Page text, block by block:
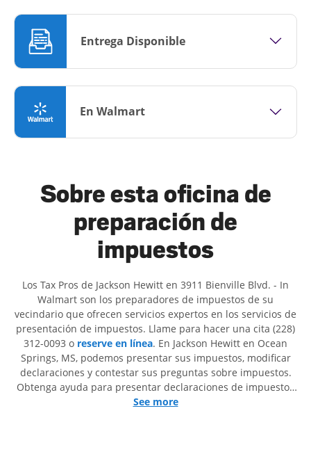
Entrega Disponible
En Walmart
Sobre esta oficina de
preparación de
impuestos
Los Tax Pros de Jackson Hewitt en 3911 Bienville Blvd. - In
Walmart son ​​los preparadores de impuestos de su
vecindario que ofrecen servicios expertos en los servicios de
presentación de impuestos. Llame para hacer una cita (228)
312-0093 o reserve en línea. En Jackson Hewitt en Ocean
Springs, MS, podemos presentar sus impuestos, modificar
declaraciones y contestar sus preguntas sobre impuestos.
Obtenga ayuda para presentar declaraciones de impuestos
simples o situaciones más complejas, como los impuestos
See more